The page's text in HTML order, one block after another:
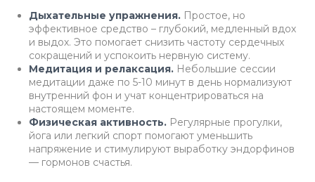
Дыхательные упражнения. Простое, но
эффективное средство – глубокий, медленный вдох
и выдох. Это помогает снизить частоту сердечных
сокращений и успокоить нервную систему.
Медитация и релаксация. Небольшие сессии
медитации даже по 5-10 минут в день нормализуют
внутренний фон и учат концентрироваться на
настоящем моменте.
Физическая активность. Регулярные прогулки,
йога или легкий спорт помогают уменьшить
напряжение и стимулируют выработку эндорфинов
— гормонов счастья.